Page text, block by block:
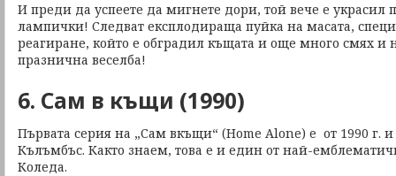
И преди да успеете да мигнете дори, той вече е украсил
лампички! Следват експлодираща пуйка на масата,
реагиране, който е обградил къщата и още много смях и
празнична веселба!
6. Сам в къщи (1990)
Първата серия на „Сам вкъщи“ (Home Alone) e от 1990 г.
Кълъмбъс. Както знаем, това е и един от най-
Коледа.